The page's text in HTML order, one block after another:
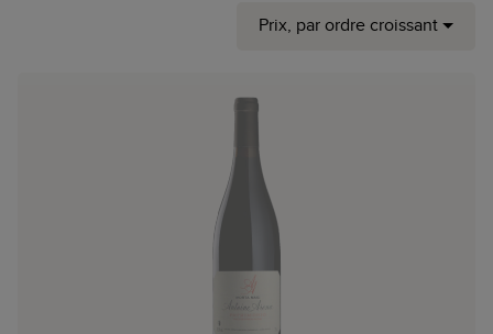
Prix, par ordre croissant